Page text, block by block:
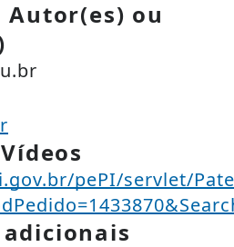
ou
pePI/servlet/